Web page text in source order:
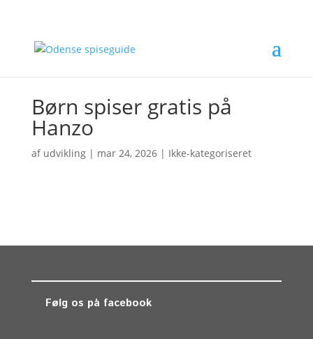
Børn spiser gratis på
Hanzo
af udvikling| mar 24, 2026| Ikke-kategoriseret
Følg os på facebook